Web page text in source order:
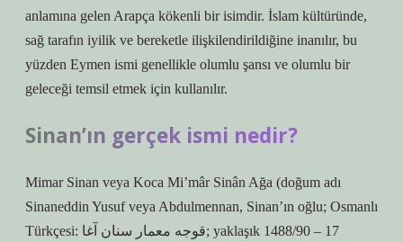
anlamına gelen Arapça kökenli bir isimdir. İslam kültüründe,
sağ tarafın iyilik ve bereketle ilişkilendirildiğine inanılır, bu
yüzden Eymen ismi genellikle olumlu şansı ve olumlu bir
geleceği temsil etmek için kullanılır.
Sinan’ın gerçek ismi nedir?
Mimar Sinan veya Koca Mi’mâr Sinân Ağa (doğum adı
Sinaneddin Yusuf veya Abdulmennan, Sinan’ın oğlu; Osmanlı
Türkçesi: قوجه معمار سنان آغا; yaklaşık 1488/90 – 17